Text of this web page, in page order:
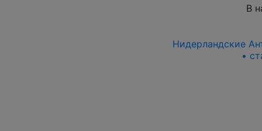
В
Нидерландские
•